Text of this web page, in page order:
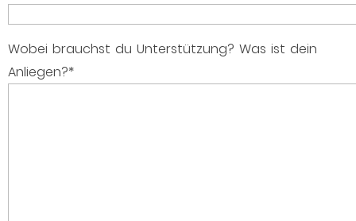
Wobei brauchst du Unterstützung? Was ist dein
Anliegen?*